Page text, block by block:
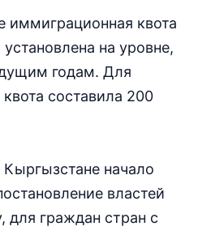
иммиграционная квота
на уровне,
годам. Для
составила 200
начало
властей
граждан стран с